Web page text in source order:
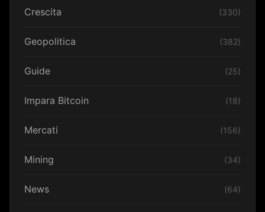
Crescita (330)
Geopolitica (382)
Guide (25)
Impara Bitcoin (18)
Mercati (156)
Mining (34)
News (64)